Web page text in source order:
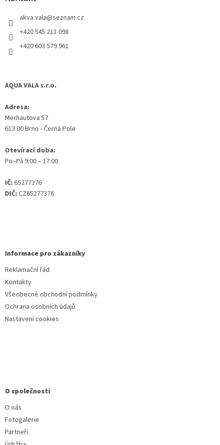
akva.vala@seznam.cz
+420 545 211 098
+420 603 579 961
AQUA VALA s.r.o.
Adresa:
Merhautova 57
613 00 Brno - Černá Pole
Otevírací doba:
Po–Pá 9:00 – 17:00
IČ: 65277376
DIČ: CZ65277376
Informace pro zákazníky
Reklamační řád
Kontakty
Všeobecné obchodní podmínky
Ochrana osobních údajů
Nastavení cookies
O společnosti
O nás
Fotogalerie
Partneři